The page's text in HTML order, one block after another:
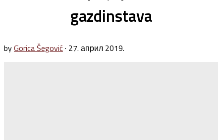
gazdinstava
byGorica Šegović· 27. април 2019.